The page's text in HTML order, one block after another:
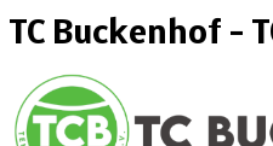
TC Buckenhof -